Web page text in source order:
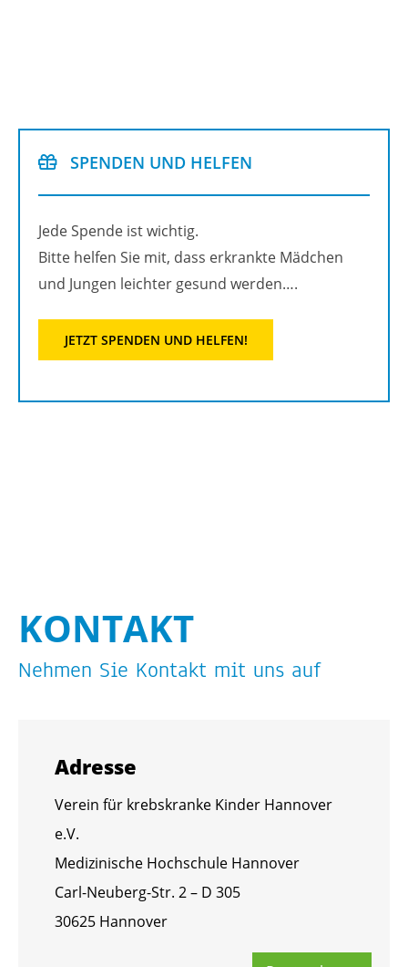
SPEN­DEN UND HEL­FEN
Jede Spen­de ist wich­tig.
Bitte hel­fen Sie mit, dass er­krank­te Mäd­chen
und Jun­gen leich­ter ge­sund wer­den….
JETZT SPEN­DEN UND HEL­FEN!
KON­TAKT
Neh­men Sie Kon­takt mit uns auf
Adres­se
Ver­ein für krebs­kran­ke Kin­der Han­no­ver
e.V.
Me­di­zi­ni­sche Hoch­schu­le Han­no­ver
Carl-Neu­berg-Str. 2 – D 305
30625 Han­no­ver